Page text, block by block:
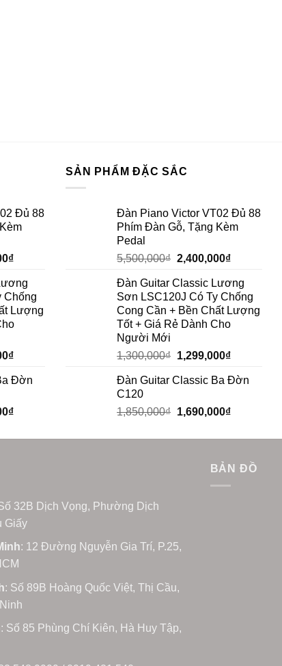
Đủ 88
₫
Chống
Lượng
₫
Đờn
₫
SẢN PHẨM ĐẶC SẮC
Đàn Piano Victor VT02 Đủ 88
Phím Đàn Gỗ, Tặng Kèm
Pedal
5,500,000₫ 2,400,000₫
Đàn Guitar Classic Lương
Sơn LSC120J Có Ty Chống
Cong Cần + Bền Chất Lượng
Tốt + Giá Rẻ Dành Cho
Người Mới
1,300,000₫ 1,299,000₫
Đàn Guitar Classic Ba Đờn
C120
1,850,000₫ 1,690,000₫
32B Dịch Vọng, Phường Dịch
Giấy
: 12 Đường Nguyễn Gia Trí, P.25,
: Số 89B Hoàng Quốc Việt, Thị Cầu,
: Số 85 Phùng Chí Kiên, Hà Huy Tập,
BẢN ĐỒ